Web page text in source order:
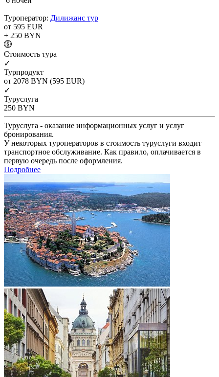
Туроператор: Дилижанс тур
от 595 EUR
+ 250 BYN
Cтоимость тура
✓
Турпродукт
от 2078 BYN (595 EUR)
✓
Туруслуга
250 BYN
Туруслуга - оказание информационных услуг и услуг
бронирования.
У некоторых туроператоров в стоимость туруслуги входит
транспортное обслуживание. Как правило, оплачивается в
первую очередь после оформления.
Подробнее